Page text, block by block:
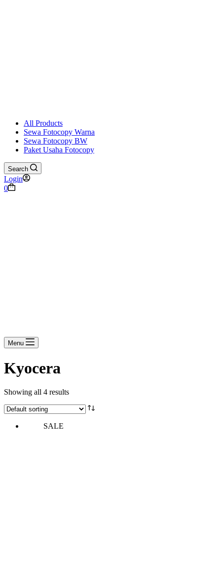
All Products
Sewa Fotocopy Warna
Sewa Fotocopy BW
Paket Usaha Fotocopy
Search
Login
Shopping
0
Menu
Kyocera
Showing all 4 results
SALE